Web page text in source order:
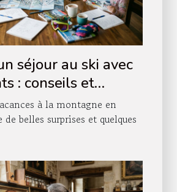
séjour au ski avec
: conseils et
à la montagne en
belles surprises et quelques